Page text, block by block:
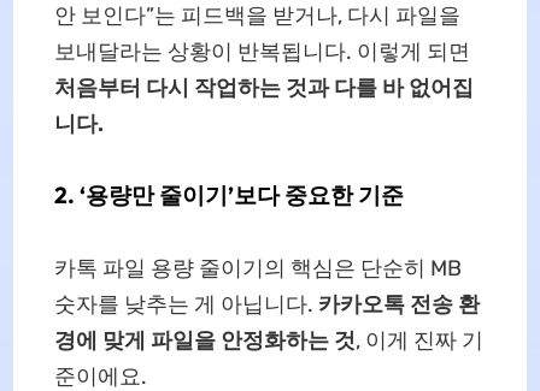
안 보인다”는 피드백을 받거나, 다시 파일을
보내달라는 상황이 반복됩니다. 이렇게 되면
처음부터 다시 작업하는 것과 다를 바 없어집
니다.
2. ‘용량만 줄이기’보다 중요한 기준
카톡 파일 용량 줄이기의 핵심은 단순히 MB
숫자를 낮추는 게 아닙니다. 카카오톡 전송 환
경에 맞게 파일을 안정화하는 것, 이게 진짜 기
준이에요.